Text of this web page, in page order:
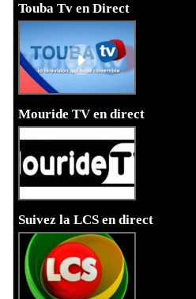
Touba Tv en Direct
Mouride TV en direct
Suivez la LCS en direct